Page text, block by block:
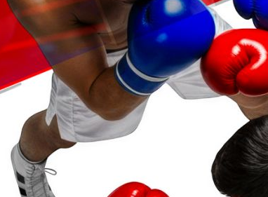
WKF World referees
3.117 hits - 17. Mai 2026
referees and Supervisors
Wettkampfregeln und Bestimmungen
hits - 26. Dezember 2024
2025 in deutscher Sprache
BKFC rules and regulations
hits - 26. Dezember 2024